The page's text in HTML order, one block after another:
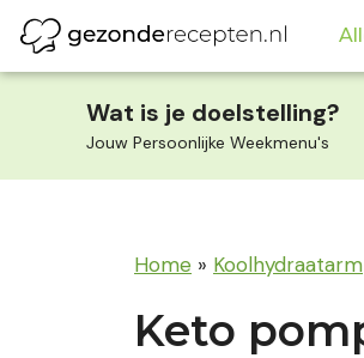
naar
de
Wat is je doelstelling?
Jouw Persoonlijke Weekmenu's
Home » Koolhydraatarm
Keto